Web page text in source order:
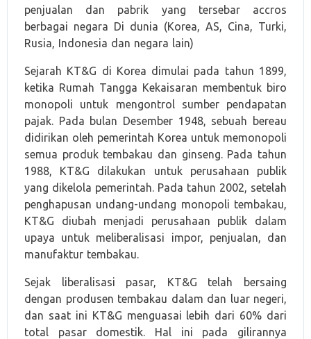
penjualan dan pabrik yang tersebar accros
berbagai negara Di dunia (Korea, AS, Cina, Turki,
Rusia, Indonesia dan negara lain)
Sejarah KT&G di Korea dimulai pada tahun 1899,
ketika Rumah Tangga Kekaisaran membentuk biro
monopoli untuk mengontrol sumber pendapatan
pajak. Pada bulan Desember 1948, sebuah bereau
didirikan oleh pemerintah Korea untuk memonopoli
semua produk tembakau dan ginseng. Pada tahun
1988, KT&G dilakukan untuk perusahaan publik
yang dikelola pemerintah. Pada tahun 2002, setelah
penghapusan undang-undang monopoli tembakau,
KT&G diubah menjadi perusahaan publik dalam
upaya untuk meliberalisasi impor, penjualan, dan
manufaktur tembakau.
Sejak liberalisasi pasar, KT&G telah bersaing
dengan produsen tembakau dalam dan luar negeri,
dan saat ini KT&G menguasai lebih dari 60% dari
total pasar domestik. Hal ini pada gilirannya